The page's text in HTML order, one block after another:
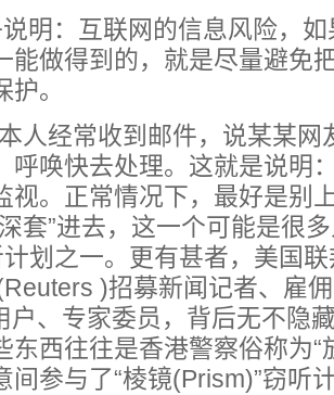
明：互联网的信息风险，如
能做得到的，就是尽量避免
。
人经常收到邮件，说某某网
呼唤快去处理。这就是说明
视。正常情况下，最好是别
套”进去，这一个可能是很
计划之一。更有甚者，美国
)招募新闻记者、雇
户、专家委员，背后无不隐
东西往往是香港警察俗称为“
间参与了“棱镜(Prism)”窃听